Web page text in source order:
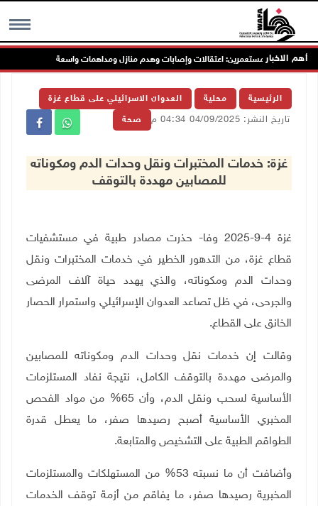
MENU أهم الاخبار
الاحتلال والمستعمرين: اعتقالات وإصابات وهدم منازل ومداهمات واسعة
الرئيسية محلية العدوان الاسرائيلي على قطاع غزة
صحة تاريخ النشر: 04/09/2025 04:34 م
غزة: خدمات المختبرات ونقل وحدات الدم ومكوناته
للمصابين مهددة بالتوقف
غزة 4-9-2025 وفا- حذرت مصادر طبية في مستشفيات
قطاع غزة، من التدهور الخطير في خدمات المختبرات ونقل
وحدات الدم ومكوناته، والذي يهدد حياة آلاف المرضى
والجرحى، في ظل تصاعد العدوان الإسرائيلي واستمرار الحصار
الخانق على القطاع.
وقالت إن خدمات نقل وحدات الدم ومكوناته للمصابين
والمرضى مهددة بالتوقف الكامل، نتيجة نفاد المستلزمات
الأساسية لسحب ونقل الدم، وأن 65% من مواد الفحص
المخبري الأساسية أصبح رصيدها صفر، ما يعطل قدرة
الطواقم الطبية على التشخيص والمتابعة.
وأضافت أن ما نسبته53% من المستهلكات والمستلزمات
المخبرية رصيدها صفر، ما يفاقم من أزمة توقف الخدمات